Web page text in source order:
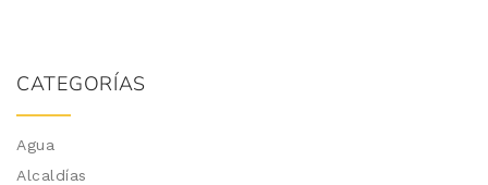
CATEGORÍAS
Agua
Alcaldías